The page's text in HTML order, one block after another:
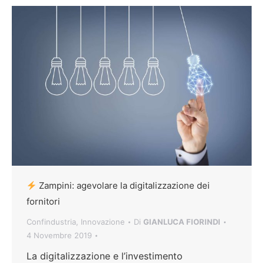
Zampini: agevolare la digitalizzazione dei
fornitori
Confindustria Innovazione Di GIANLUCA FIORINDI
4 Novembre 2019
La digitalizzazione e l’investimento